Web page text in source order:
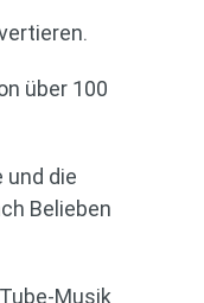
über 100
und die
Belieben
Musik